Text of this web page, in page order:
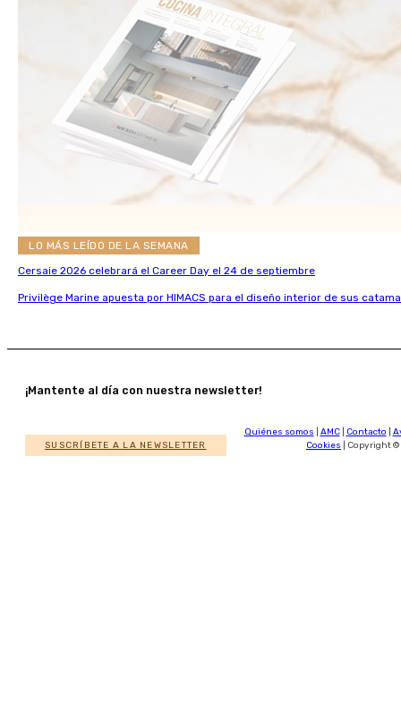
LO MÁS LEÍDO DE LA SEMANA
Cersaie 2026 celebrará el Career Day el 24 de septiembre
Privilège Marine apuesta por HIMACS para el diseño interior de sus
¡Mantente al día con nuestra newsletter!
SUSCRÍBETE A LA NEWSLETTER
Quiénes somos AMC| Contacto
Cookies | Copyright